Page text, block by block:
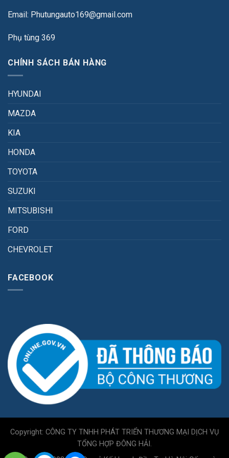
Email: Phutungauto169@gmail.com
Phụ tùng 369
CHÍNH SÁCH BÁN HÀNG
HYUNDAI
MAZDA
KIA
HONDA
TOYOTA
SUZUKI
MITSUBISHI
FORD
CHEVROLET
FACEBOOK
Copyright: CÔNG TY TNHH PHÁT TRIỂN THƯƠNG MẠI DỊCH VỤ
TỔNG HỢP ĐÔNG HẢI.